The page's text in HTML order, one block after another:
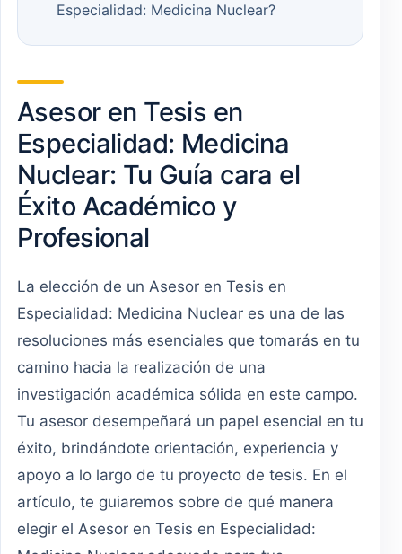
Especialidad: Medicina Nuclear?
Asesor en Tesis en
Especialidad: Medicina
Nuclear: Tu Guía cara el
Éxito Académico y
Profesional
La elección de un Asesor en Tesis en
Especialidad: Medicina Nuclear es una de las
resoluciones más esenciales que tomarás en tu
camino hacia la realización de una
investigación académica sólida en este campo.
Tu asesor desempeñará un papel esencial en tu
éxito, brindándote orientación, experiencia y
apoyo a lo largo de tu proyecto de tesis. En el
artículo, te guiaremos sobre de qué manera
elegir el Asesor en Tesis en Especialidad: